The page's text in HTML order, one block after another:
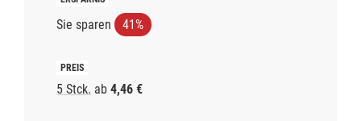
Sie sparen 41%
5 Stck. ab 4,46 €